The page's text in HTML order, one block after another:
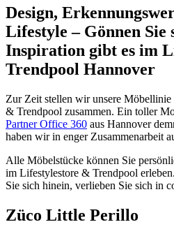
Design,
Lifestyle – Gönnen Sie
Inspiration gibt es im
Trendpool Hannover
Zur Zeit stellen wir unsere
& Trendpool zusammen. Ein toller
Partner Office 360 aus Hannover
haben wir in enger Zusammenarbeit
Alle Möbelstücke können Sie
im Lifestylestore & Trendpool
Sie sich hinein, verlieben Sie sich in
Züco Little Perillo